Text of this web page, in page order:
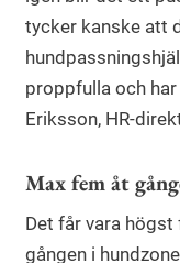
tycker kanske att
proppfulla och
Eriksson, HR-
Max fem åt
Det får vara
gången i